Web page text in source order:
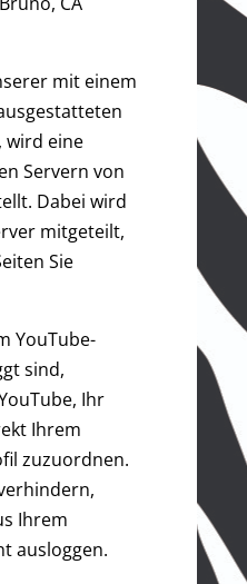
mit einem
wird eine
Servern von
Dabei wird
mitgeteilt,
Sie
YouTube-
sind,
Ihr
Ihrem
zuzuordnen.
Ihrem
ausloggen.